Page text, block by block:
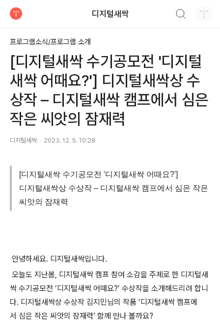
디지털새싹
프로그램소식/프로그램 소개
[디지털새싹 수기공모전 '디지털
새싹 어때요?'] 디지털새싹상 수
상작 – 디지털새싹 캠프에서 심은
작은 씨앗의 잠재력
디지털새싹 2023. 12. 5. 10:28
[디지털새싹 수기공모전 '디지털새싹 어때요?']
디지털새싹상 수상작 – 디지털새싹 캠프에서 심은 작은
씨앗의 잠재력
안녕하세요. 디지털새싹입니다.
오늘도 지난봄, 디지털새싹 캠프 참여 소감을 주제로 한 디지털새
싹 수기공모전 ‘디지털새싹 어때요?’ 수상작을 소개해드리려 합니
다. 디지털새싹상 수상작 김지민님의 작품 ‘디지털새싹 캠프에
서 심은 작은 씨앗의 잠재력’ 함께 만나 볼까요?